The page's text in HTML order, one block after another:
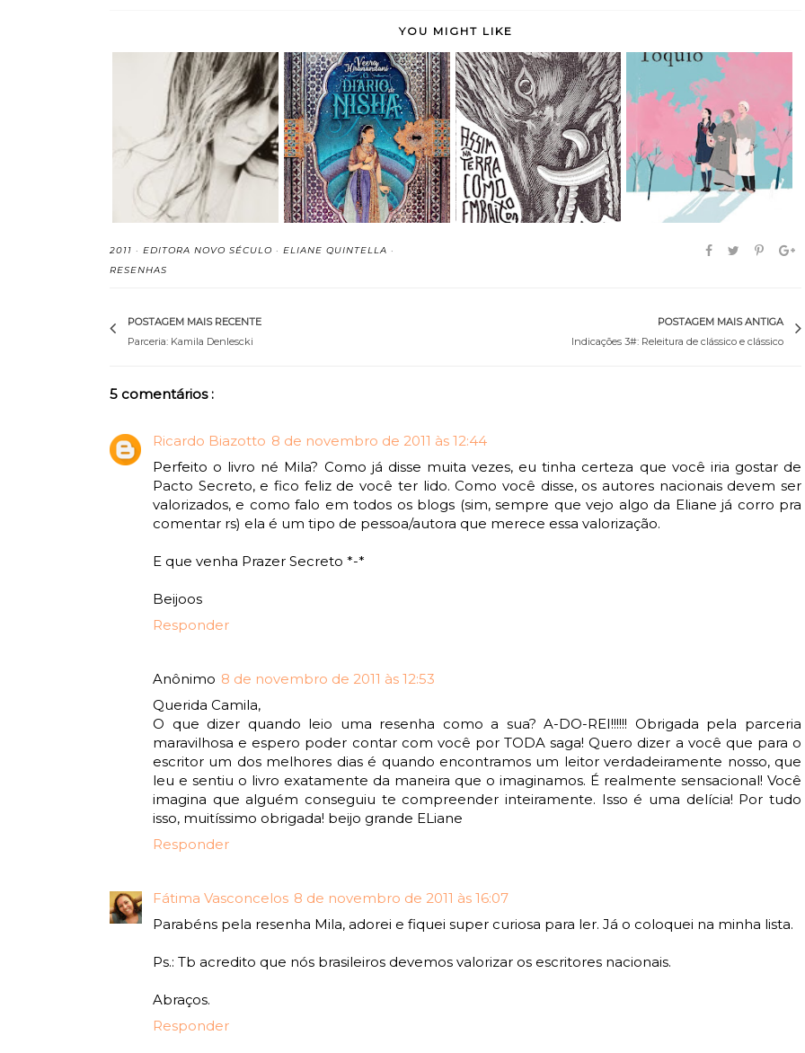
YOU MIGHT LIKE
Parceria: Eliane
Quintella
O Diário de Nisha -
Veera Hirananda...
Assim na Terra como
Embaixo da Terr...
Doce Tóquio - Durian
Sukegawa (rese...
2011 · EDITORA NOVO SÉCULO · ELIANE QUINTELLA ·
RESENHAS
POSTAGEM MAIS RECENTE
Parceria: Kamila Denlescki
POSTAGEM MAIS ANTIGA
Indicações 3#: Releitura de clássico e clássico
5 comentários :
Ricardo Biazotto 8 de novembro de 2011 às 12:44
Perfeito o livro né Mila? Como já disse muita vezes, eu tinha certeza que você iria gostar de
Pacto Secreto, e fico feliz de você ter lido. Como você disse, os autores nacionais devem ser
valorizados, e como falo em todos os blogs (sim, sempre que vejo algo da Eliane já corro pra
comentar rs) ela é um tipo de pessoa/autora que merece essa valorização.
E que venha Prazer Secreto *-*
Beijoos
Responder
Anônimo 8 de novembro de 2011 às 12:53
Querida Camila,
O que dizer quando leio uma resenha como a sua? A-DO-REI!!!!!! Obrigada pela parceria
maravilhosa e espero poder contar com você por TODA saga! Quero dizer a você que para o
escritor um dos melhores dias é quando encontramos um leitor verdadeiramente nosso, que
leu e sentiu o livro exatamente da maneira que o imaginamos. É realmente sensacional! Você
imagina que alguém conseguiu te compreender inteiramente. Isso é uma delícia! Por tudo
isso, muitíssimo obrigada! beijo grande ELiane
Responder
Fátima Vasconcelos 8 de novembro de 2011 às 16:07
Parabéns pela resenha Mila, adorei e fiquei super curiosa para ler. Já o coloquei na minha lista.
Ps.: Tb acredito que nós brasileiros devemos valorizar os escritores nacionais.
Abraços.
Responder